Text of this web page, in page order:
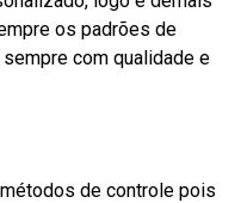
os padrões de
com qualidade e
de controle pois